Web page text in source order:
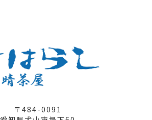
〒484-0091